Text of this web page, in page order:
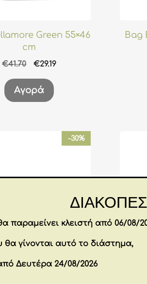
Green 55×46
cm
€41.70
Original
was:
€41.70.
€29.19Η
Αγορά
Bag
-30%
Bellamore Red 2
ΔΙΑΚΟΠΕΣ
παραμείνει κλειστή από 06/08/
θα γίνονται αυτό το διάστημα,
Δευτέρα 24/08/2026